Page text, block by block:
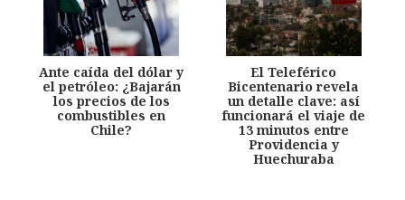
Ante caída del dólar y
el petróleo: ¿Bajarán
los precios de los
combustibles en
Chile?
El Teleférico
Bicentenario revela
un detalle clave: así
funcionará el viaje de
13 minutos entre
Providencia y
Huechuraba